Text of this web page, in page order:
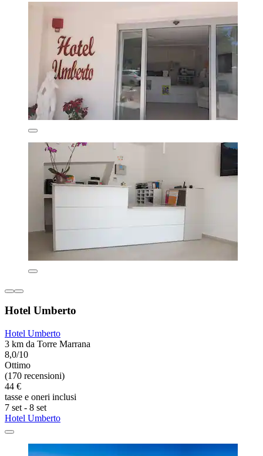
Hotel Umberto
Hotel Umberto
3 km da Torre Marrana
8,0/10
Ottimo
(170 recensioni)
44 €
tasse e oneri inclusi
7 set - 8 set
Hotel Umberto